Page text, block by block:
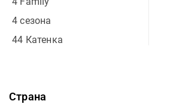
4 сезона
44 Катенка
7 узлов
Страна